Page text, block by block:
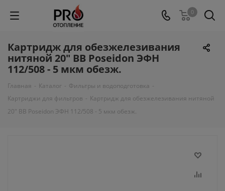
0
Картридж для обезжелезивания
нитяной 20" BB Poseidon ЭФН
112/508 - 5 мкм обезж.
Главная - Каталог - Фильтры и водоподготовка -
Картриджи для фильтров - Картридж для обезжелезивания нитяной
20" BB Poseidon ЭФН 112/508 - 5 мкм обезж.